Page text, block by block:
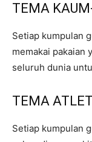
TEMA
Setiap kumpulan
memakai pakaian
seluruh dunia
TEMA
Setiap kumpulan